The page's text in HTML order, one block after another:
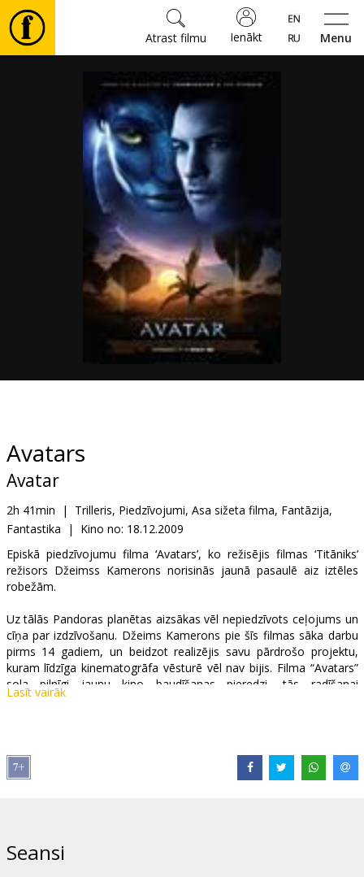
Menu
Ienākt
Atrast filmu
Biļetes
Pasākumi
B2B
Kino
Klubs
Avatars
Avatar
2h 41min |
Trilleris, Piedzīvojumi, Asa sižeta filma, Fantāzija,
Fantastika
| Kino no: 18.12.2009
Episkā piedzīvojumu filma ‘Avatars’, ko režisējis filmas ‘Titāniks’
režisors Džeimss Kamerons norisinās jaunā pasaulē aiz iztēles
robežām.
Uz tālās Pandoras planētas aizsākas vēl nepiedzīvots ceļojums un
cīņa par izdzīvošanu. Džeims Kamerons pie šīs filmas sāka darbu
pirms 14 gadiem, un beidzot realizējis savu pārdrošo projektu,
kuram līdzīga kinematogrāfa vēsturē vēl nav bijis. Filma “Avatars”
sola pilnīgi jaunu kino baudīšanas pieredzi, tās radīšanai
izmantotas revolucionāras tehnloģijas, kas radītas tieši šīs filmas
Michelle Rodriguez, Giovanni Ribisi, Joel David Moore, CCH
Pounder, Peter Mensah, Laz Alonso, Wes Studi, Stephen Lang,
Producents: Jon Landau
Lasīt vairāk
Seansi